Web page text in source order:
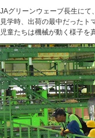
JAグリーンウェーブ長生にて
見学時、出荷の最中だったト
児童たちは機械が動く様子を